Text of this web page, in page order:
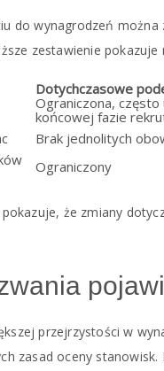
do wynagrodzeń
zestawienie
Dotychczasowe
Ograniczona,
końcowej fazie
Brak jednolitych
Ograniczony
że zmiany
przejrzystości w
zasad oceny